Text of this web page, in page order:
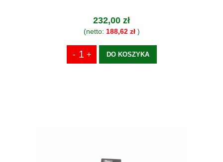
232,00 zł
(netto: 188,62 zł)
DO KOSZYKA